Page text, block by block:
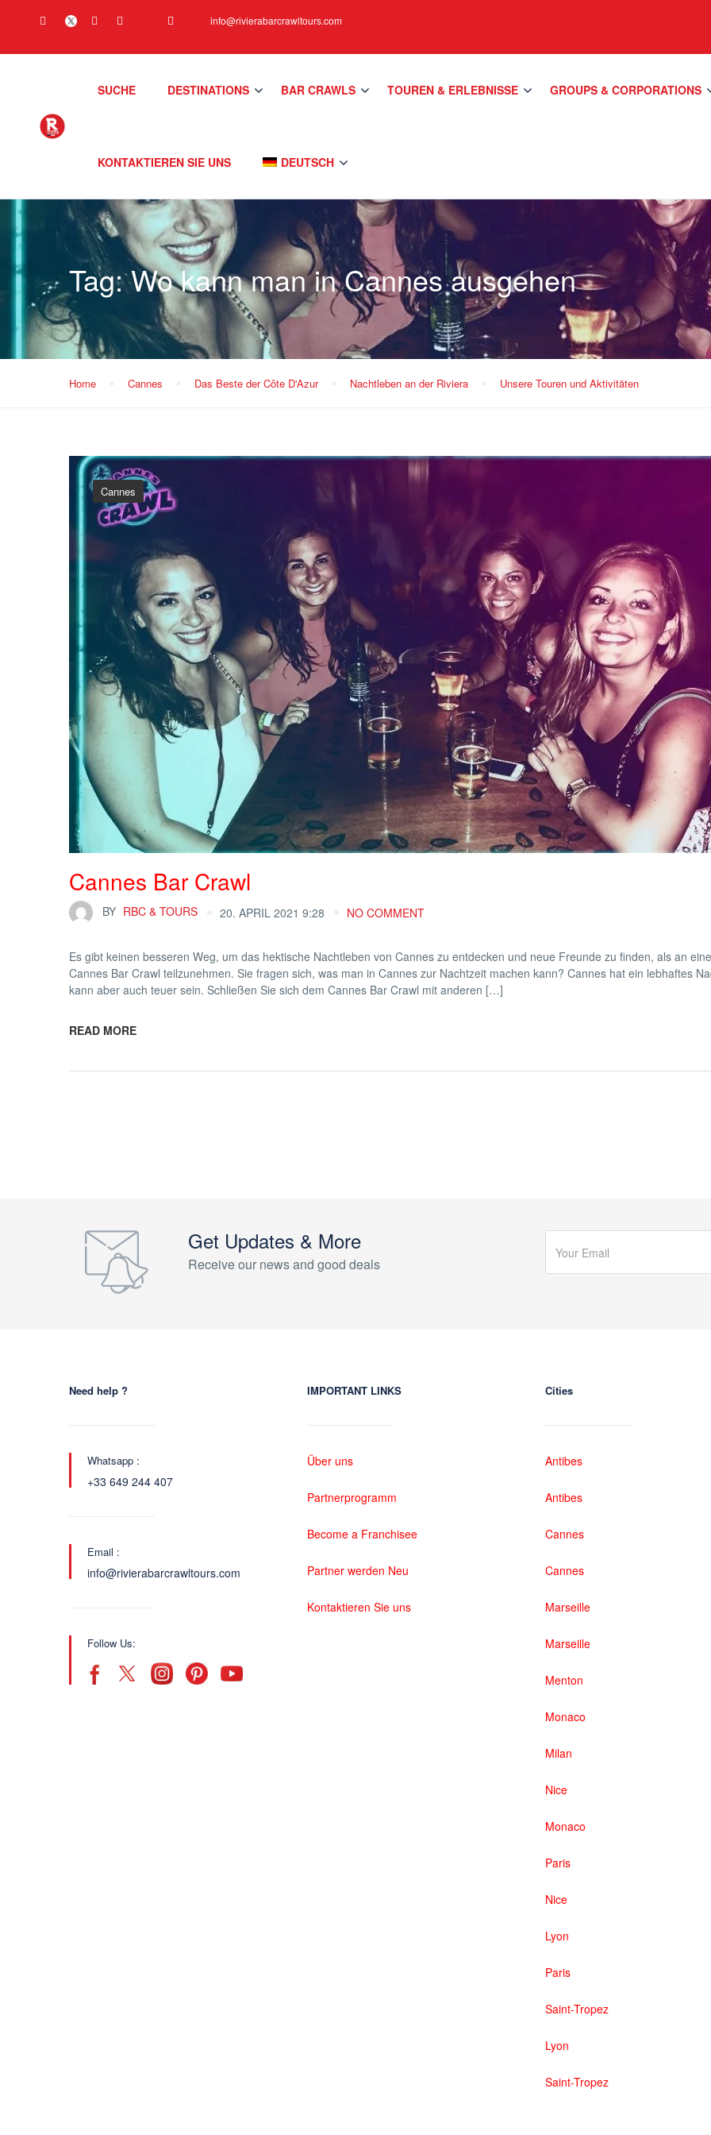
info@rivierabarcrawltours.com
SUCHE DESTINATIONS BAR CRAWLS TOUREN & ERLEBNISSE GROUPS & CORPORATIONS
KONTAKTIEREN SIE UNS DEUTSCH
Tag:Wo kann man in Cannes ausgehen
Home Cannes Das Beste der Côte D'Azur Nachtleben an der Riviera Unsere Touren und Aktivitäten
Cannes
Cannes Bar Crawl
BY RBC & TOURS 20. APRIL 2021 9:28 NO COMMENT
Es gibt keinen besseren Weg, um das hektische Nachtleben von Cannes zu entdecken und neue Freunde zu finden, als an
Cannes Bar Crawl teilzunehmen. Sie fragen sich, was man in Cannes zur Nachtzeit machen kann? Cannes hat ein lebhaftes
kann aber auch teuer sein. Schließen Sie sich dem Cannes Bar Crawl mit anderen […]
READ MORE
Get Updates & More
Receive our news and good deals
Need help ?
Whatsapp :
+33 649 244 407
Email :
info@rivierabarcrawltours.com
Follow Us:
IMPORTANT LINKS
Über uns
Partnerprogramm
Become a Franchisee
Partner werden Neu
Kontaktieren Sie uns
Cities
Antibes
Antibes
Cannes
Cannes
Marseille
Marseille
Menton
Monaco
Milan
Nice
Monaco
Paris
Nice
Lyon
Paris
Saint-Tropez
Lyon
Saint-Tropez